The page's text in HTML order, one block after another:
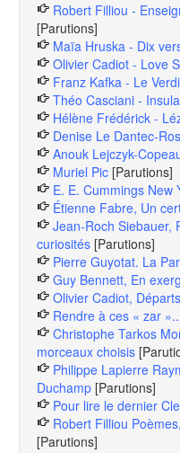
Robert Filliou -
[Parutions]
Maïa Hruska - Dix
Olivier Cadiot - Love
Franz Kafka - Le
Théo Casciani - Insula
Hélène Frédérick -
Denise Le Dantec-
Anouk Lejczyk-
Muriel Pic [Parutions]
E. E. Cummings New
Étienne Fabre, Un
Jean-Roch Siebauer,
curiosités [Parutions]
Pierre Guyotat. La
Guy Bennett, En
Olivier Cadiot,
Rendre à ces « zar
Christophe Tarkos
morceaux choisis
Philippe Lapierre
Duchamp [Parutions]
Pour lire le dernier
Robert Filliou
[Parutions]